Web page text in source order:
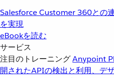
Salesforce Customer 360との
を実現
eBookを読む
サービス
注目のトレーニングAnypoint
開されたAPIの検出と利用、デ